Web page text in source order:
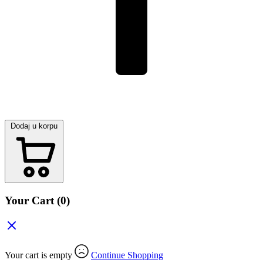
Dodaj u korpu
Your Cart (0)
Your cart is empty Continue Shopping